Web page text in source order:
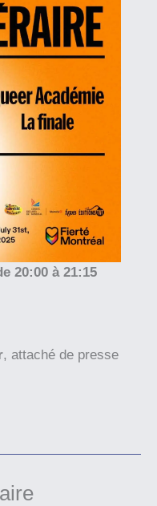
20:00 à 21:15
, attaché de presse